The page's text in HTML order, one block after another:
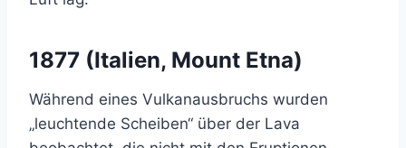
1877 (Italien, Mount Etna)
Während eines Vulkanausbruchs wurden
„leuchtende Scheiben“ über der Lava